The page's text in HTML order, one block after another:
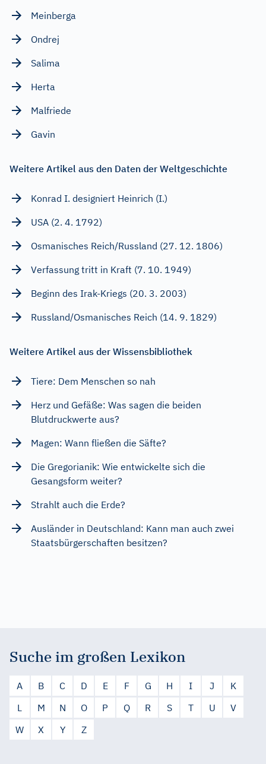
Meinberga
Ondrej
Salima
Herta
Malfriede
Gavin
Weitere Artikel aus den Daten der Weltgeschichte
Konrad I. designiert Heinrich (I.)
USA (2. 4. 1792)
Osmanisches Reich/Russland (27. 12. 1806)
Verfassung tritt in Kraft (7. 10. 1949)
Beginn des Irak-Kriegs (20. 3. 2003)
Russland/Osmanisches Reich (14. 9. 1829)
Weitere Artikel aus der Wissensbibliothek
Tiere: Dem Menschen so nah
Herz und Gefäße: Was sagen die beiden
Blutdruckwerte aus?
Magen: Wann fließen die Säfte?
Die Gregorianik: Wie entwickelte sich die
Gesangsform weiter?
Strahlt auch die Erde?
Ausländer in Deutschland: Kann man auch zwei
Staatsbürgerschaften besitzen?
Suche im großen Lexikon
A B C D E F G H I J
K
L
M N O P Q R S T U
V
W
X Y Z